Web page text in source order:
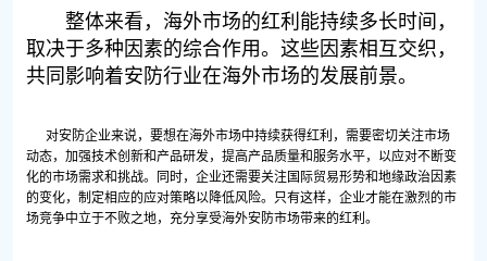
整体来看，海外市场的红利能持续多长时间，
取决于多种因素的综合作用。这些因素相互交织，
共同影响着安防行业在海外市场的发展前景。
对安防企业来说，要想在海外市场中持续获得红利，需要密切关注市场
动态，加强技术创新和产品研发，提高产品质量和服务水平，以应对不断变
化的市场需求和挑战。同时，企业还需要关注国际贸易形势和地缘政治因素
的变化，制定相应的应对策略以降低风险。只有这样，企业才能在激烈的市
场竞争中立于不败之地，充分享受海外安防市场带来的红利。